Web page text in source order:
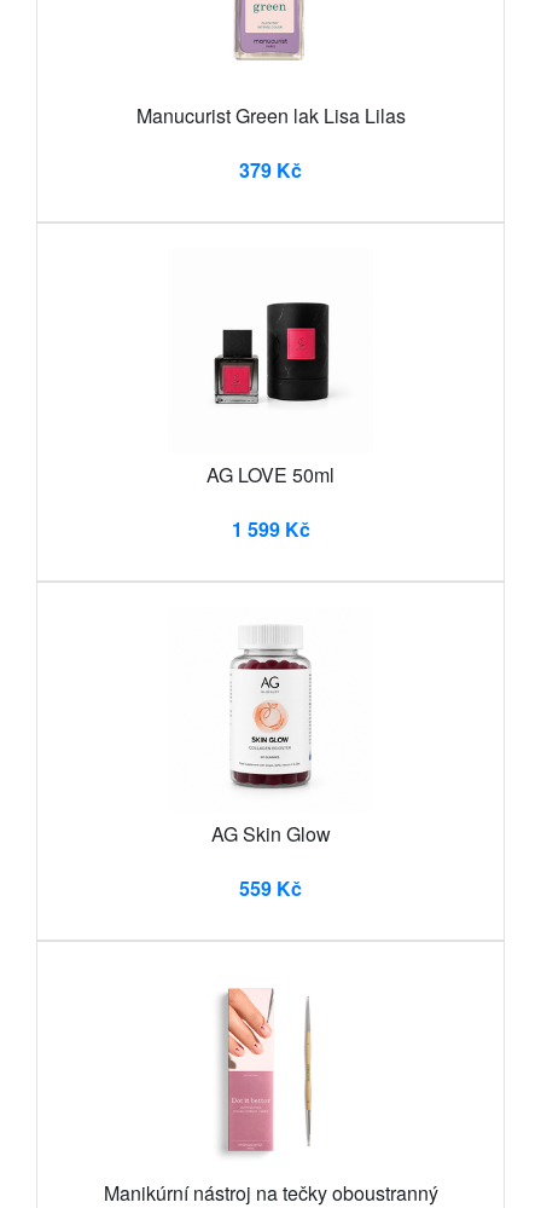
Manucurist Green lak Lisa Lilas
379 Kč
AG LOVE 50ml
1 599 Kč
AG Skin Glow
559 Kč
Manikúrní nástroj na tečky oboustranný